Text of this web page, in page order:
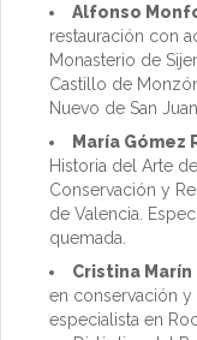
Alfonso
restauración con
Monasterio de
Castillo de
Nuevo de San
María Gómez
Historia del Arte
Conservación y
de Valencia.
quemada.
Cristina Marín
en conservación y
especialista en